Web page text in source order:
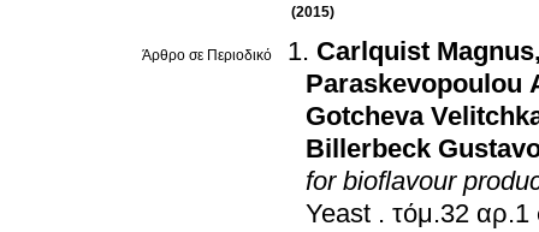
(2015)
Άρθρο σε Περιοδικό Carlquist Magnus
Paraskevopoulou
Gotcheva
Billerbeck
for bioflavour
Yeast .